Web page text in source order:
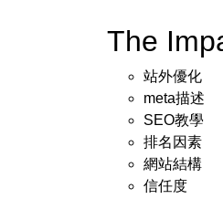
The
站外優化
meta描述
SEO教學
排名因素
網站結構
信任度